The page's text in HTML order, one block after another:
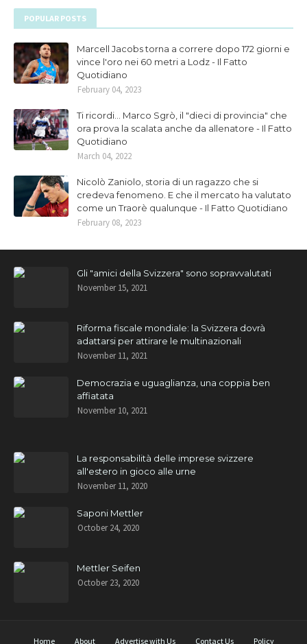
POPULAR POSTS
Marcell Jacobs torna a correre dopo 172 giorni e
vince l'oro nei 60 metri a Lodz - Il Fatto
Quotidiano
February 04, 2023
Ti ricordi... Marco Sgrò, il "dieci di provincia" che
ora prova la scalata anche da allenatore - Il Fatto
Quotidiano
March 04, 2022
Nicolò Zaniolo, storia di un ragazzo che si
credeva fenomeno. E che il mercato ha valutato
come un Traorè qualunque - Il Fatto Quotidiano
February 08, 2023
Gli "amici della Svizzera" sono sopravvalutati
November 15, 2021
Riforma fiscale mondiale: la Svizzera dovrà
adattarsi per attirare le multinazionali
November 11, 2021
Democrazia e uguaglianza, una coppia ben
affiatata
November 10, 2021
La responsabilità delle imprese svizzere
all'estero in gioco alle urne
November 11, 2020
Saponi Mettler
October 24, 2020
Mettler Seifen
October 23, 2020
Home About Advertise with Us Contact Us Policy